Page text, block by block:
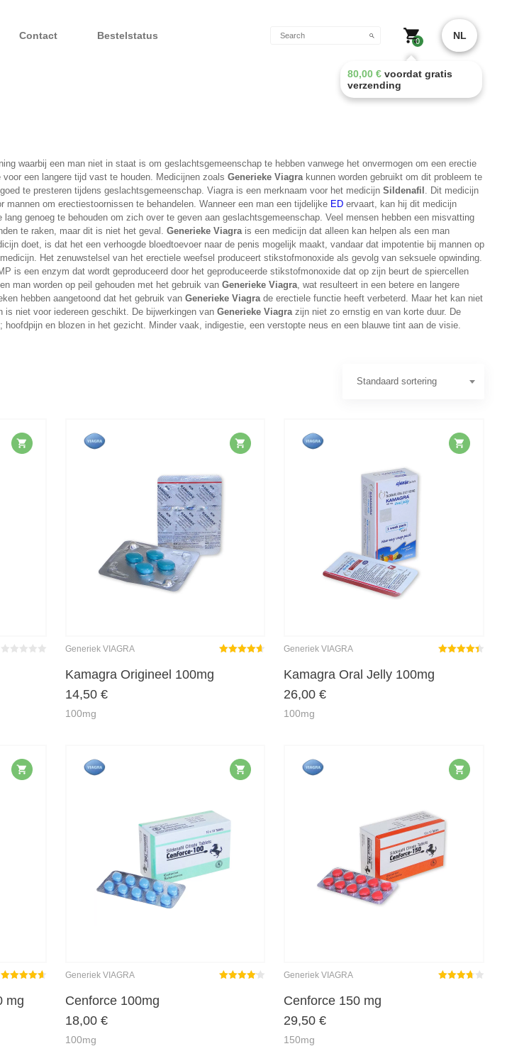
Contact Bestelstatus 0
80,00 € voordat gratis
verzending
NL
waarbij een man niet in staat is om geslachtsgemeenschap te hebben vanwege het onvermogen om een erectie
een langere tijd vast te houden. Medicijnen zoals Generieke Viagrakunnen worden gebruikt om dit probleem te
te presteren tijdens geslachtsgemeenschap. Viagra is een merknaam voor het medicijn Sildenafil . Dit medicijn
mannen om erectiestoornissen te behandelen. Wanneer een man een tijdelijke ED ervaart, kan hij dit medicijn
genoeg te behouden om zich over te geven aan geslachtsgemeenschap. Veel mensen hebben een misvatting
te raken, maar dit is niet het geval. Generieke Viagrais een medicijn dat alleen kan helpen als een man
doet, is dat het een verhoogde bloedtoevoer naar de penis mogelijk maakt, vandaar dat impotentie bij mannen op
Het zenuwstelsel van het erectiele weefsel produceert stikstofmonoxide als gevolg van seksuele opwinding.
is een enzym dat wordt geproduceerd door het geproduceerde stikstofmonoxide dat op zijn beurt de spiercellen
man worden op peil gehouden met het gebruik van Generieke Viagra, wat resulteert in een betere en langere
hebben aangetoond dat het gebruik van Generieke Viagrade erectiele functie heeft verbeterd. Maar het kan niet
is niet voor iedereen geschikt. De bijwerkingen van Generieke Viagrazijn niet zo ernstig en van korte duur. De
hoofdpijn en blozen in het gezicht. Minder vaak, indigestie, een verstopte neus en een blauwe tint aan de visie.
Standaard sortering
Generiek VIAGRA
Kamagra Origineel 100mg
14,50 €
100mg
Generiek VIAGRA
Kamagra Oral Jelly 100mg
26,00€
100mg
4.62mg
Generiek VIAGRA
Cenforce 100mg
18,00 €
100mg
Generiek VIAGRA
Cenforce 150 mg
29,50€
150mg